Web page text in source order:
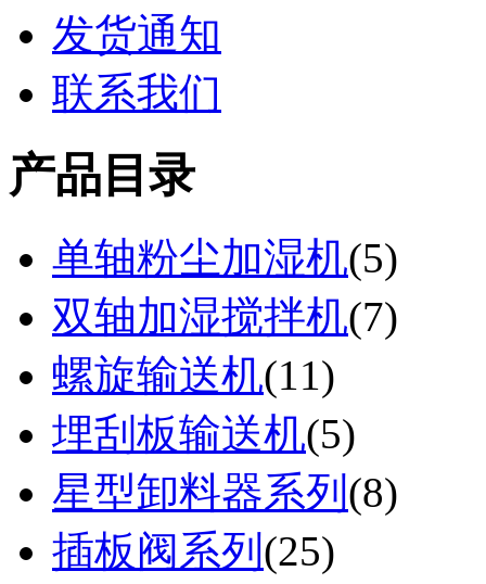
发货通知
联系我们
产品目录
单轴粉尘加湿机(5)
双轴加湿搅拌机(7)
螺旋输送机(11)
埋刮板输送机(5)
星型卸料器系列 (8)
插板阀系列 (25)